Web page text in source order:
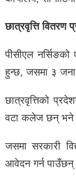
छात्रवृत्ति वितरण
पीसीएल नर्सिङको
हुन्छ, जसमा ३ जना
छात्रवृत्तिको
वटा कलेज छन् भने
जसमा सरकारी
आवेदन गर्न